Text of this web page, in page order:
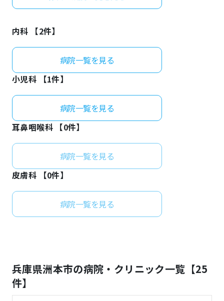
内科 【2件】
病院一覧を見る
小児科 【1件】
病院一覧を見る
耳鼻咽喉科 【0件】
病院一覧を見る
皮膚科 【0件】
病院一覧を見る
兵庫県洲本市の病院・クリニック一覧【25
件】